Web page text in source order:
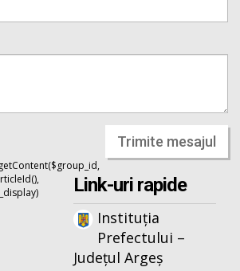
Trimite mesajul
Link-uri rapide
Instituția
Prefectului –
Județul Argeș